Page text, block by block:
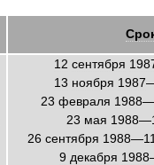
12 сентября
13 ноября 1987
23 февраля 1988—
23 мая 1988—
26 сентября 1988—11
9 декабря 1988